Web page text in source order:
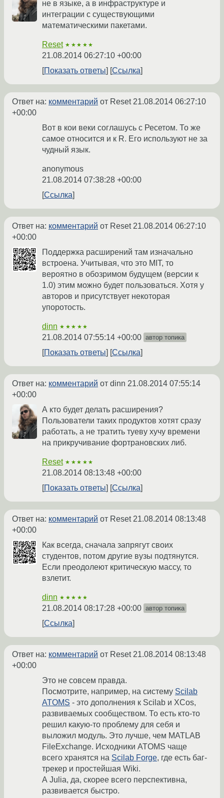
не в языке, а в инфраструктуре и
интеграции с существующими
математическими пакетами.
Reset ★★★★★
21.08.2014 06:27:10 +00:00
Показать ответы
Ссылка
Ответ на: комментарий от Reset21.08.2014 06:27:10
+00:00
Вот в кои веки соглашусь с Ресетом. То же
самое относится и к R. Его используют не за
чудный язык.
anonymous
21.08.2014 07:38:28 +00:00
Ссылка
Ответ на: комментарий от Reset21.08.2014 06:27:10
+00:00
Поддержка расширений там изначально
встроена. Учитывая, что это MIT, то
вероятно в обозримом будущем (версии к
1.0) этим можно будет пользоваться. Хотя у
авторов и присутствует некоторая
упоротость.
dinn ★★★★★
21.08.2014 07:55:14 +00:00 автор топика
Показать ответы Ссылка
Ответ на: комментарий от dinn 21.08.2014 07:55:14
+00:00
А кто будет делать расширения?
Пользователи таких продуктов хотят сразу
работать, а не тратить туеву хучу времени
на прикручивание фортрановских либ.
Reset ★★★★★
21.08.2014 08:13:48 +00:00
Показать ответы
Ссылка
Ответ на: комментарий от Reset21.08.2014 08:13:48
+00:00
Как всегда, сначала запрягут своих
студентов, потом другие вузы подтянутся.
Если преодолеют критическую массу, то
взлетит.
dinn ★★★★★
21.08.2014 08:17:28 +00:00 автор топика
Ссылка
Ответ на: комментарий от Reset21.08.2014 08:13:48
+00:00
Это не совсем правда.
Посмотрите, например, на систему Scilab
ATOMS - это дополнения к Scilab и XCos,
развиваемых сообществом. То есть кто-то
решил какую-то проблему для себя и
выложил модуль. Это лучше, чем MATLAB
FileExchange. Исходники ATOMS чаще
всего хранятся на Scilab Forge, где есть баг-
трекер и простейшая Wiki.
А Julia, да, скорее всего перспективна,
развивается быстро.